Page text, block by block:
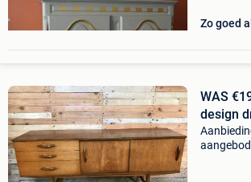
Zo goed
WAS €1900
design